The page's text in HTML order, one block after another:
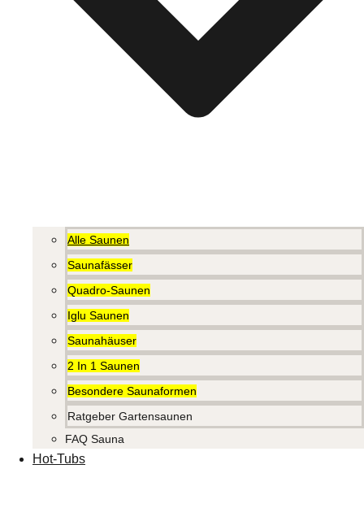
Alle Saunen
Saunafässer
Quadro-Saunen
Iglu Saunen
Saunahäuser
2 In 1 Saunen
Besondere Saunaformen
Ratgeber Gartensaunen
FAQ Sauna
Hot-Tubs